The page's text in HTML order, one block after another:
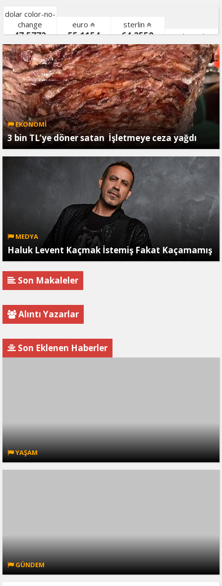
dolar color-no-
change
47,5772
euro
55,1154
sterlin
64,2550
gr. altın color-
bist color-
EKONOMİ
3 bin TL’ye döner satan İşletmeye ceza yağdı
MEDYA
Haluk Levent Kaçmak İstemiş Fakat Kaçamamış
Son Makaleler
Alıntı Yazarlar
Son Eklenen Haberler
YAŞAM
GÜNDEM